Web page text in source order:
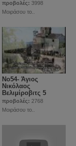
προβολές: 3998
Μοιράσου το..
Νο54- Άγιος
Νικόλαος
Βελιμίροβιτς 5
προβολές: 2768
Μοιράσου το..